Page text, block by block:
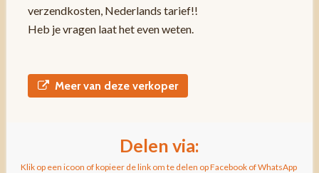
verzendkosten, Nederlands tarief!!
Heb je vragen laat het even weten.
Meer van deze verkoper
Delen via:
Klik op een icoon of kopieer de link om te delen op Facebook of WhatsApp